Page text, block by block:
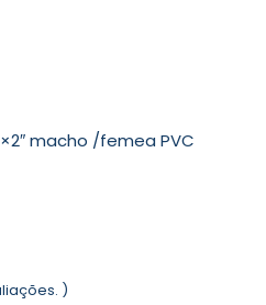
macho /femea PVC
)